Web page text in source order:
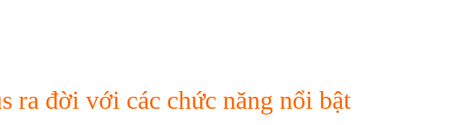
ra đời với các chức năng nổi bật